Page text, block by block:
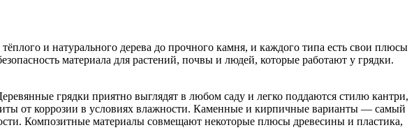
и натурального дерева до прочного камня, и каждого типа есть свои плюсы
материала для растений, почвы и людей, которые работают у грядки.
грядки приятно выглядят в любом саду и легко поддаются стилю кантри,
от коррозии в условиях влажности. Каменные и кирпичные варианты — самый
Композитные материалы совмещают некоторые плюсы древесины и пластика,